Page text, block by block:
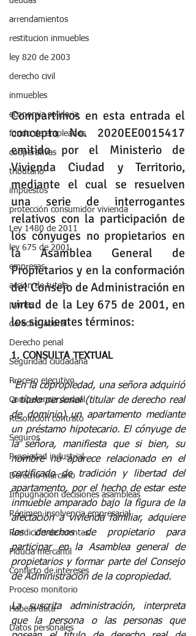
arrendamientos
restitucion inmuebles
ley 820 de 2003
derecho civil
inmuebles
economia solidaria
fondo de empleados
cooperativas
tributario
impuestos
protección consumidor vivienda
Ley 1480 de 2011
ley 675 de 2001
empresas
accion de tutela
pymes
derecho laboral
Derecho penal
Seguridad ciudadana
Proceso ejecutivo
Competencia desleal
Resolución contrato
Seguros
Propiedad industrial
Derecho marcario
Impugnación decisiones asambleas
Régimen insolvencia empresarial
Rendición de cuentas
Fiducia mercantil
Conflicto de intereses
Proceso monitorio
Habeas data
Datos personales
Compartimos en esta entrada el
concepto No. 2020EE0015417
emitido por el Ministerio de
Vivienda Ciudad y Territorio,
mediante el cual se resuelven
una serie de interrogantes
relativos con la participación de
los cónyuges no propietarios en
la Asamblea General de
Propietarios y en la conformación
del Consejo de Administración en
virtud de la Ley 675 de 2001, en
los siguientes términos:
1. CONSULTA TEXTUAL
“En la copropiedad, una señora adquirió
a título personal (titular de derecho real
de dominio) un apartamento mediante
un préstamo hipotecario. El cónyuge de
la señora, manifiesta que si bien, su
nombre no aparece relacionado en el
certificado de tradición y libertad del
apartamento, por el hecho de estar este
inmueble amparado bajo la figura de la
afectación a vivienda familiar, adquiere
los derechos de propietario para
participar en la Asamblea general de
propietarios y formar parte del Consejo
de Administración de la copropiedad.
La suscrita administración, interpreta
que la persona o las personas que